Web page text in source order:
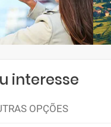
interesse
OPÇÕES